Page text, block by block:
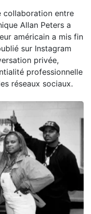
collaboration entre
Allan Peters a
américain a mis fin
sur Instagram
privée,
professionnelle
réseaux sociaux.